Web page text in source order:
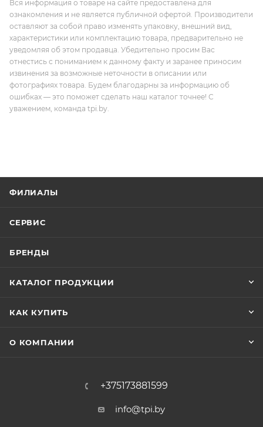
Вся информация о товаре на сайте предоставлена для
ознакомления и не является публичной офертой. Производители
оставляют за собой право изменять упаковку, внешний вид,
характеристики или комплектацию товара, предварительно не
уведомляя об этом продавца. Убедительно просим Вас
отнестись с пониманием к данному факту и заранее приносим
извинения за возможные неточности в описании или
фотографиях товара. Будем благодарны за информацию об
ошибках — это поможет сделать наш каталог точнее! С
уважением, команда tpi.by.
ФИЛИАЛЫ
СЕРВИС
БРЕНДЫ
КАТАЛОГ ПРОДУКЦИИ
КАК КУПИТЬ
О КОМПАНИИ
+375173881599
info@tpi.by